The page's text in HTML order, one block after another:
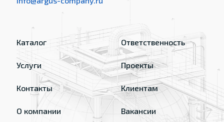
Каталог
Услуги
Контакты
О компании
Ответственность
Проекты
Клиентам
Вакансии